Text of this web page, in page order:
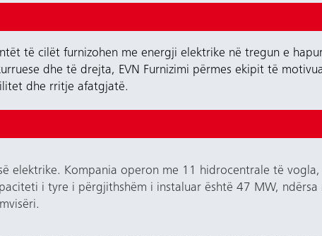
të cilët furnizohen me energji elektrike në tregun e
dhe të drejta, EVN Furnizimi përmes ekipit të
dhe rritje afatgjatë.
elektrike. Kompania operon me 11 hidrocentrale të
i tyre i përgjithshëm i instaluar është 47 MW, ndërsa